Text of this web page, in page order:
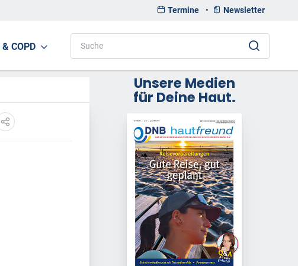
Termine • Newsletter
COPD
Unsere Medien
für Deine Haut.